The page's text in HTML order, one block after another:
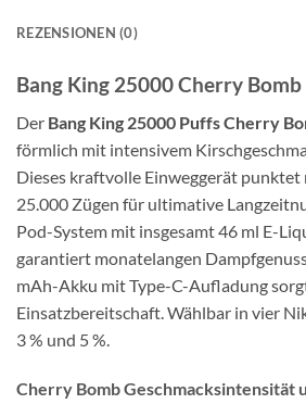
REZENSIONEN (0)
Bang King 25000 Cherry
Der Bang King 25000 Puffs Cherry
förmlich mit intensivem
Dieses kraftvolle Einweggerät punktet
25.000 Zügen für ultimative
Pod-System mit insgesamt 46 ml E-
garantiert monatelangen
mAh-Akku mit Type-C-Aufladung
Einsatzbereitschaft. Wählbar in vier
3 % und 5 %.
Cherry Bomb Geschmacksintensität